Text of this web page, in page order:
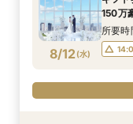
8/11(火)
8/11(火)
8/12(水)
150万
つの会
所要